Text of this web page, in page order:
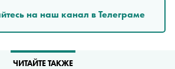
на наш канал в Телеграме
ЧИТАЙТЕ ТАКЖЕ